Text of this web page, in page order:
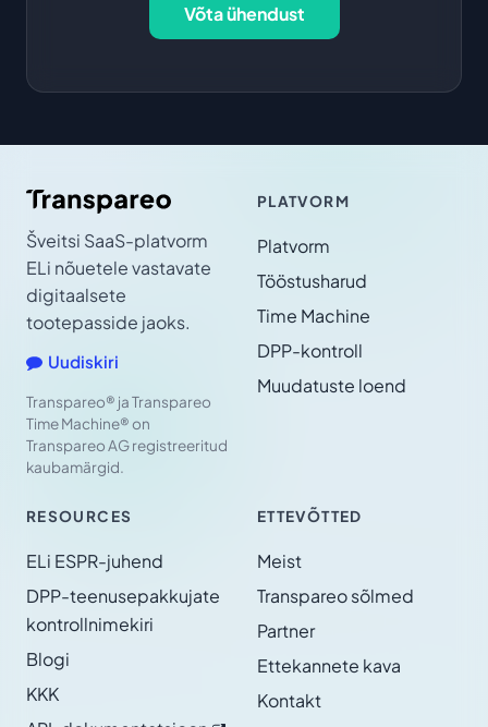
Võta ühendust
Šveitsi SaaS-platvorm
ELi nõuetele vastavate
digitaalsete
tootepasside jaoks.
Uudiskiri
Transpareo® ja Transpareo
Time Machine® on
Transpareo AG registreeritud
kaubamärgid.
PLATVORM
Platvorm
Tööstusharud
Time Machine
DPP-kontroll
Muudatuste loend
RESOURCES
ELi ESPR-juhend
DPP-teenusepakkujate
kontrollnimekiri
Blogi
KKK
ETTEVÕTTED
Meist
Transpareo sõlmed
Partner
Ettekannete kava
Kontakt